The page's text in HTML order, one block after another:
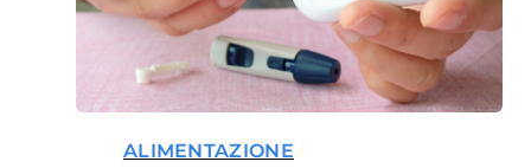
ALIMENTAZIONE